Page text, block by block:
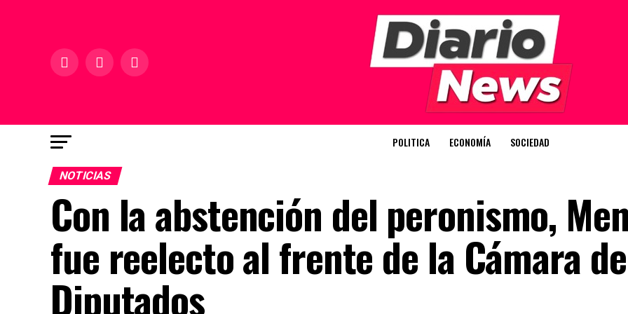
POLITICA ECONOMÍA SOCIEDAD
NOTICIAS
Con la abstención del peronismo,
fue reelecto al frente de la Cámara de
Diputados